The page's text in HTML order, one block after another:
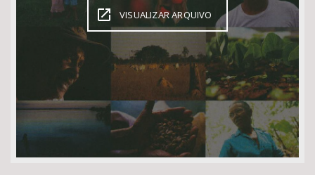
Área Protegida
BUSCAR
VISUALIZAR ARQUIVO